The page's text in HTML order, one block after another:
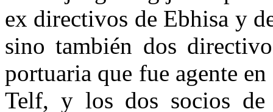
ex directivos de Ebhisa y
sino también dos
portuaria que fue agente
Telf, y los dos socios